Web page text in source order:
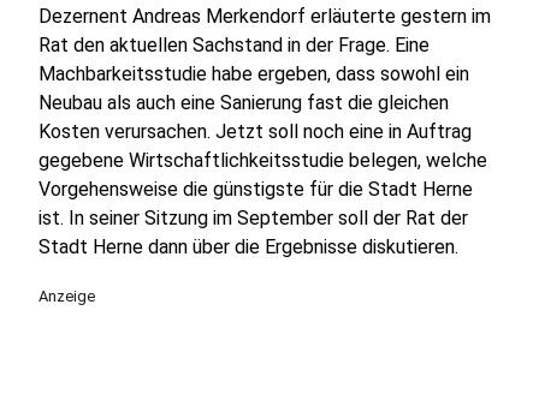
Dezernent Andreas Merkendorf erläuterte gestern im
Rat den aktuellen Sachstand in der Frage. Eine
Machbarkeitsstudie habe ergeben, dass sowohl ein
Neubau als auch eine Sanierung fast die gleichen
Kosten verursachen. Jetzt soll noch eine in Auftrag
gegebene Wirtschaftlichkeitsstudie belegen, welche
Vorgehensweise die günstigste für die Stadt Herne
ist. In seiner Sitzung im September soll der Rat der
Stadt Herne dann über die Ergebnisse diskutieren.
Anzeige